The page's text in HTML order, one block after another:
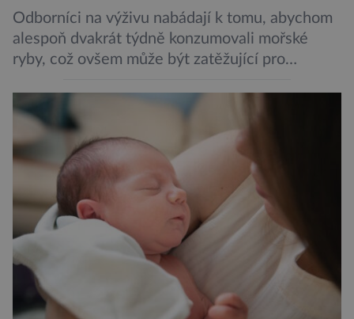
Odborníci na výživu nabádají k tomu, abychom
alespoň dvakrát týdně konzumovali mořské
ryby, což ovšem může být zatěžující pro
doporučení se nyní staly konzervované
sardinky, které si může dovolit opravdu každý
„Místo toho, aby poskytovaly izolované
mononutrienty, jsou rybí konzervy kompletní
potravinou,“ říká nutriční specialista Colin
Robertson a zdůrazňuje […]